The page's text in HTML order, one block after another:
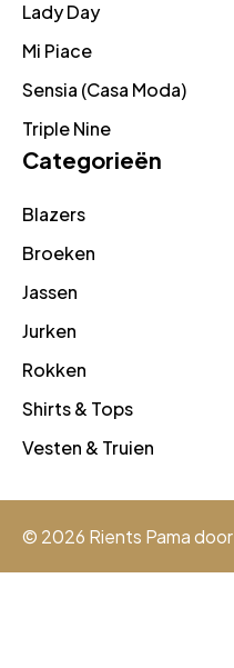
Lady Day
Mi Piace
Sensia (Casa Moda)
Triple Nine
Categorieën
Blazers
Broeken
Jassen
Jurken
Rokken
Shirts & Tops
Vesten & Truien
© 2026 Rients Pama door